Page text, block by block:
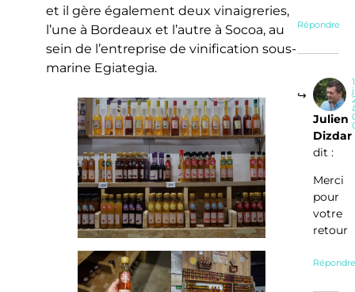
et il gère également deux vinaigreries,
l’une à Bordeaux et l’autre à Socoa, au
sein de l’entreprise de vinification sous-
marine Egiategia.
Répondre
Julien
Dizdar
dit :
Merci
pour
votre
retour
Répondre